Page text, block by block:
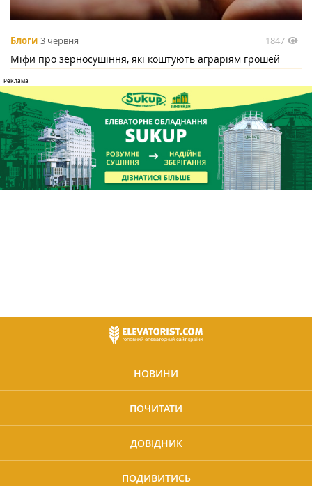
Блоги 3 червня 1847
Міфи про зерносушіння, які коштують аграріям грошей
НОВИНИ
ПОЧИТАТИ
ДОВІДНИК
ПОДИВИТИСЬ